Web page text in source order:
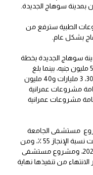
سوهاج الجديدة.
الطبية سترفع من
بشكل عام.
سوهاج الجديدة بخطة
العام المالى 2019 / 2020، تقدر بحوالى 579 مليون جنيه، بينما بلغ
إجمالى الاستثمارات بالمدينة حتى 30/6/2019، 3 مليارات و40 مليون
لإقامة مشروعات عمرانية
فداناً أخرى لإقامة مشروعات عمرانية
مستشفى الجامعة
بمساحة 8.56 فدان وبها 200 سرير، وبلغت نسبة الإنجاز 55 ٪، ومن
المقرر الانتهاء من تنفيذها نهاية يونيو 2020، ومشروع مستشفى
ومن المقرر الانتهاء من تنفيذها نهاية